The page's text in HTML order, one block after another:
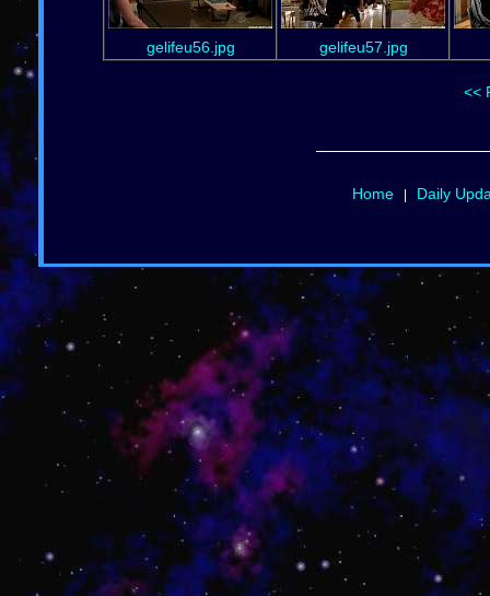
gelifeu56.jpg gelifeu57.jpg
<<
Home| Daily